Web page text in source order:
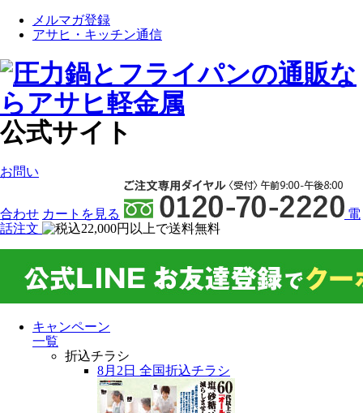
メルマガ登録
アサヒ・キッチン通信
公式サイト
お問い
合わせ カート を見る
電
話注文
キャンペーン
一覧
折込チラシ
8月2日 全国折込チラシ